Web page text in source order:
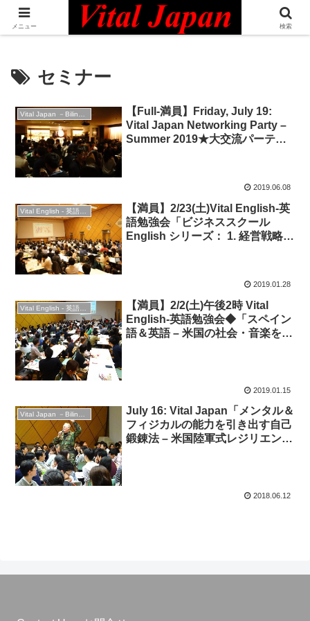
日本最大級の英語コミュニティ・Bilingual Professionals Network
セミナー
【Full-満員】Friday, July 19:
Vital Japan Networking Party –
Summer 2019★大交流パーティ
2019.06.08
Vital English - 英語勉強会
【満員】2/23(土)Vital English-英
語勉強会「ビジネススクール
English シリーズ： 1. 経営戦略
2019.01.28
Vital English - 英語勉強会
【満員】2/2(土)午後2時 Vital
English-英語勉強会◆「スペイン
語＆英語 – 米国の社会・音楽を理
2019.01.15
July 16: Vital Japan「メンタル＆
フィジカルの能力を引き出す自己
鍛錬法 – 米国陸軍式レジリエン
2018.06.12
メニュー 検索